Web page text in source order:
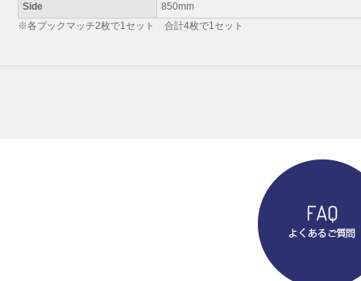
Side
850mm
※各ブックマッチ2枚で1セット 合計4枚で1セット